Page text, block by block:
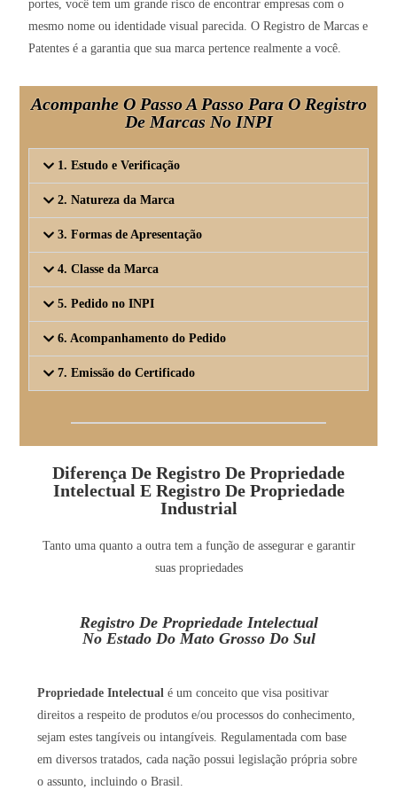
portes, você tem um grande risco de encontrar empresas com o
mesmo nome ou identidade visual parecida. O Registro de Marcas e
Patentes é a garantia que sua marca pertence realmente a você.
Acompanhe O Passo A Passo Para O Registro
De Marcas No INPI
1. Estudo e Verificação
2. Natureza da Marca
3. Formas de Apresentação
4. Classe da Marca
5. Pedido no INPI
6. Acompanhamento do Pedido
7. Emissão do Certificado
Diferença De Registro De Propriedade
Intelectual E Registro De Propriedade
Industrial
Tanto uma quanto a outra tem a função de assegurar e garantir
suas propriedades
Registro De Propriedade Intelectual
No Estado Do Mato Grosso Do Sul
Propriedade Intelectual é um conceito que visa positivar
direitos a respeito de produtos e/ou processos do conhecimento,
sejam estes tangíveis ou intangíveis. Regulamentada com base
em diversos tratados, cada nação possui legislação própria sobre
o assunto, incluindo o Brasil.